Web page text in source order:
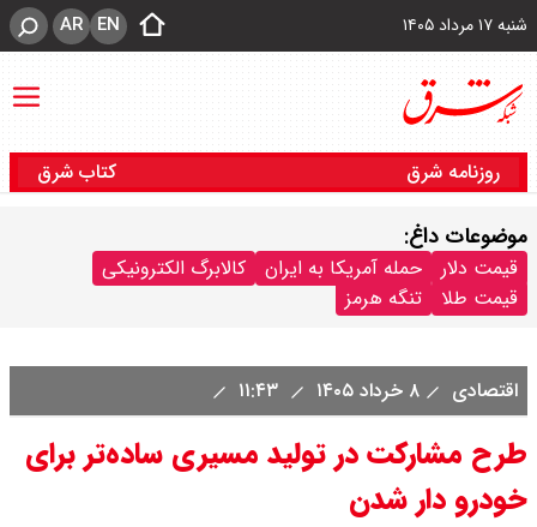
شنبه ۱۷ مرداد ۱۴۰۵ EN
AR
روزنامه شرق کتاب شرق
موضوعات داغ:
قیمت دلار حمله آمریکا به ایران
کالابرگ الکترونیکی
قیمت طلا
تنگه هرمز
اقتصادی ۸ خرداد ۱۴۰۵
طرح مشارکت در تولید مسیری ساده‌تر برای
خودرو دار شدن